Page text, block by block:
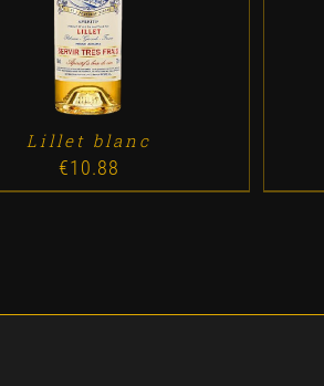
Lillet blanc
€10.88